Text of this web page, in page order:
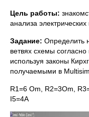
Цель работы:
анализа электрических
Задание: Определить
ветвях схемы согласно
используя законы
получаемыми в Multisim.
R1=6 Om, R2=3Om,
I5=4A